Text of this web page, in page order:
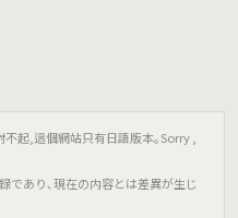
起,這個網站只有日語版本｡Sorry ,
であり､現在の内容とは差異が生じ